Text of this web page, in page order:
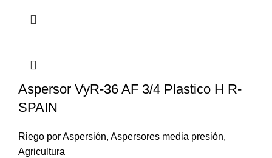
Aspersor VyR-36 AF 3/4 Plastico H R-
SPAIN
Riego por Aspersión, Aspersores media presión,
Agricultura